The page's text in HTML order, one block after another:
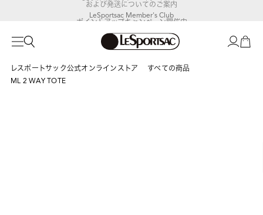
LeSportsac Member's Club
ポイントアップキャンペーン開催中
レスポートサック公式オンラインストア
すべての商品
ML 2 WAY TOTE